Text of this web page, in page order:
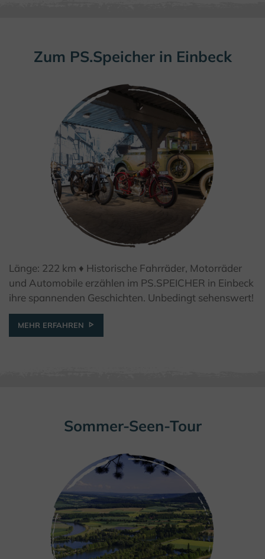
Zum PS.Speicher in Einbeck
© Kulturstiftung Kornhaus
Länge: 222 km ♦ Historische Fahrräder, Motorräder
und Automobile erzählen im PS.SPEICHER in Einbeck
ihre spannenden Geschichten. Unbedingt sehenswert!
MEHR ERFAHREN
Sommer-Seen-Tour